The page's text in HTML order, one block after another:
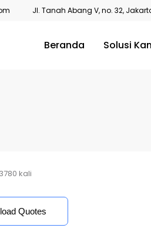
Jl. Tanah Abang V, no. 32,
Beranda Solusi
3780 kali
Quotes